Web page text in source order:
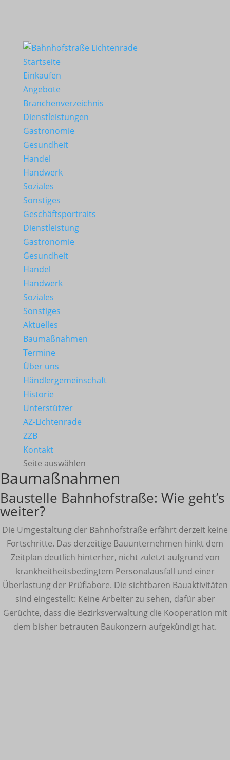
Startseite
Einkaufen
Angebote
Branchenverzeichnis
Dienstleistungen
Gastronomie
Gesundheit
Handel
Handwerk
Soziales
Sonstiges
Geschäftsportraits
Dienstleistung
Gastronomie
Gesundheit
Handel
Handwerk
Soziales
Sonstiges
Aktuelles
Baumaßnahmen
Termine
Über uns
Händlergemeinschaft
Historie
Unterstützer
AZ-Lichtenrade
ZZB
Kontakt
Seite auswählen
Baumaßnahmen
Baustelle Bahnhofstraße: Wie geht’s
weiter?
Die Umgestaltung der Bahnhofstraße erfährt derzeit keine
Fortschritte. Das derzeitige Bauunternehmen hinkt dem
Zeitplan deutlich hinterher, nicht zuletzt aufgrund von
krankheitheitsbedingtem Personalausfall und einer
Überlastung der Prüflabore. Die sichtbaren Bauaktivitäten
sind eingestellt: Keine Arbeiter zu sehen, dafür aber
Gerüchte, dass die Bezirksverwaltung die Kooperation mit
dem bisher betrauten Baukonzern aufgekündigt hat.